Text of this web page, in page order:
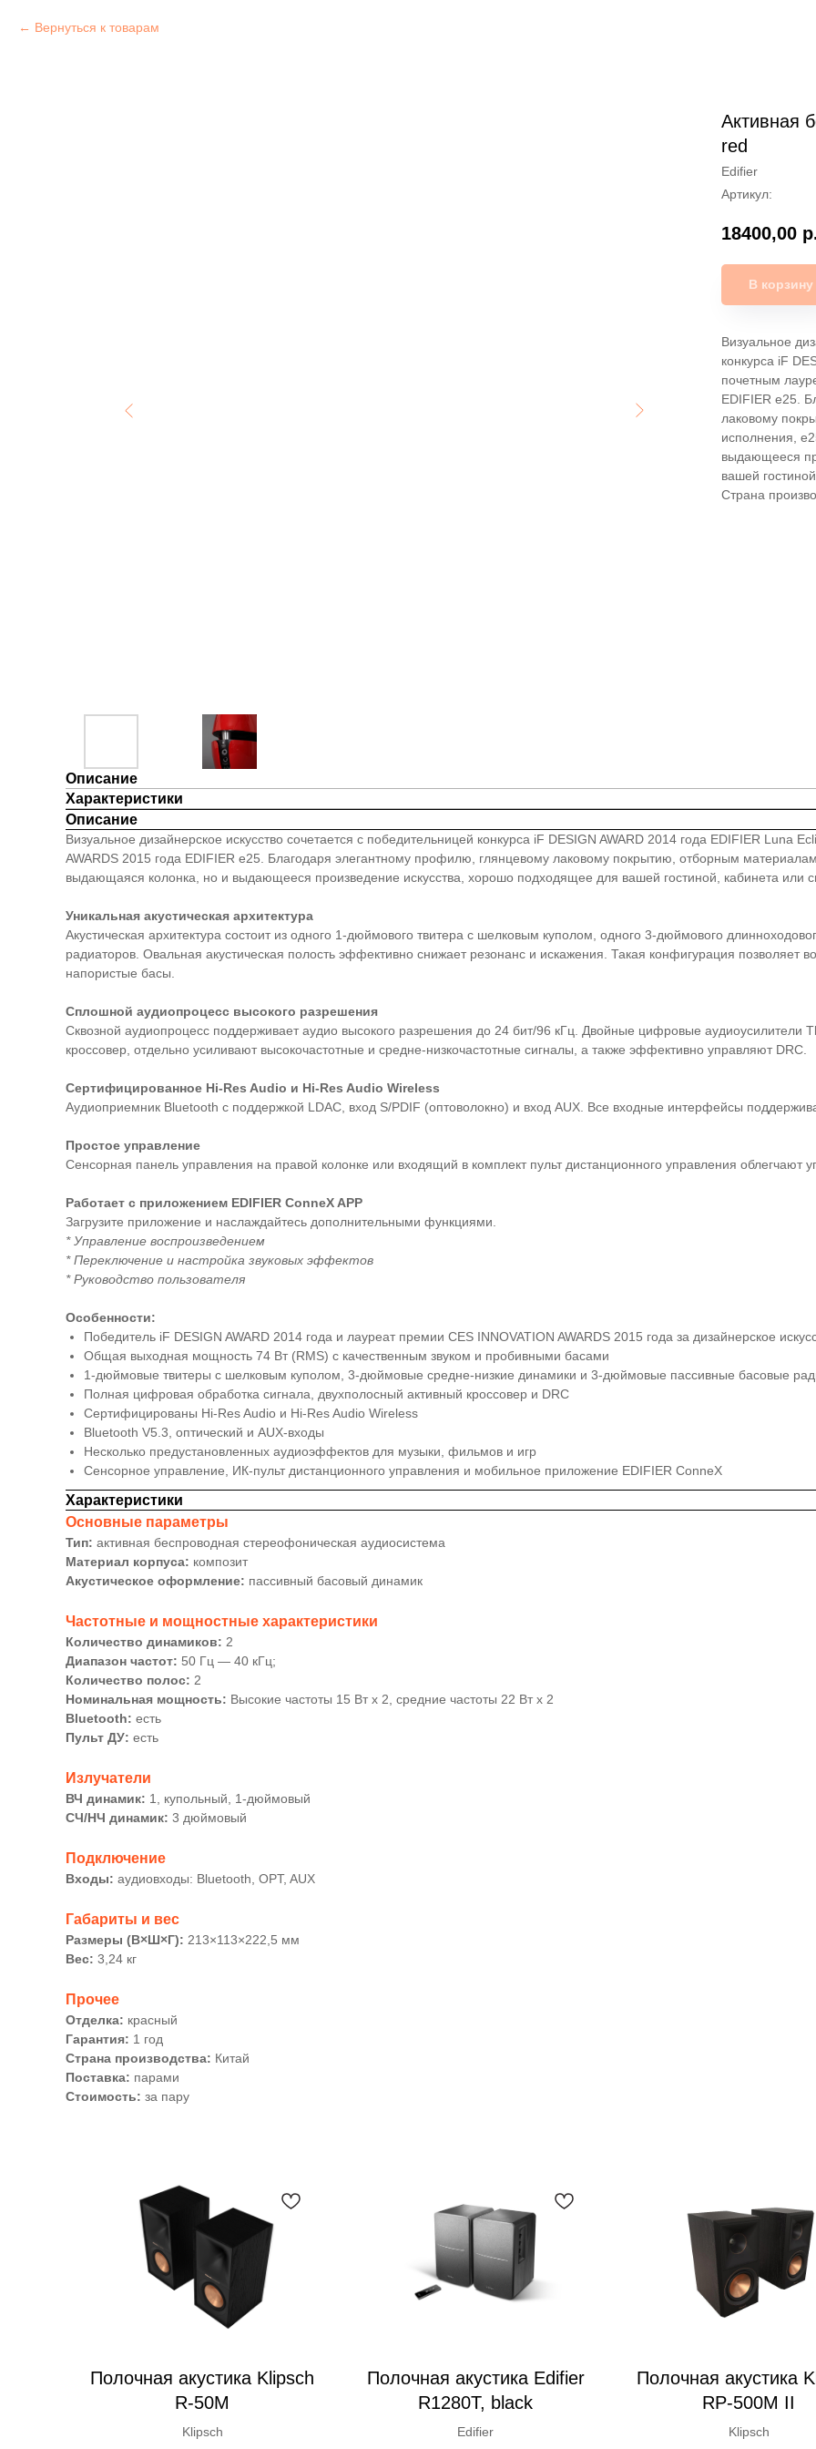
Вернуться к товарам
Активная
red
Edifier
Артикул:
18400,00
В корзину
Визуальное
конкурса iF
почетным
EDIFIER e25.
лаковому
исполнения,
выдающееся
вашей
Страна
Описание
Характеристики
Описание
Визуальное дизайнерское искусство сочетается с победительницей конкурса iF DESIGN AWARD 2014 года EDIFIER Luna
AWARDS 2015 года EDIFIER e25. Благодаря элегантному профилю, глянцевому лаковому покрытию, отборным
выдающаяся колонка, но и выдающееся произведение искусства, хорошо подходящее для вашей гостиной, кабинета или
Уникальная акустическая архитектура
Акустическая архитектура состоит из одного 1-дюймового твитера с шелковым куполом, одного 3-дюймового
радиаторов. Овальная акустическая полость эффективно снижает резонанс и искажения. Такая конфигурация позволяет
напористые басы.
Сплошной аудиопроцесс высокого разрешения
Сквозной аудиопроцесс поддерживает аудио высокого разрешения до 24 бит/96 кГц. Двойные цифровые аудиоусилители
кроссовер, отдельно усиливают высокочастотные и средне-низкочастотные сигналы, а также эффективно управляют DRC.
Сертифицированное Hi-Res Audio и Hi-Res Audio Wireless
Аудиоприемник Bluetooth с поддержкой LDAC, вход S/PDIF (оптоволокно) и вход AUX. Все входные интерфейсы
Простое управление
Сенсорная панель управления на правой колонке или входящий в комплект пульт дистанционного управления облегчают
Работает с приложением EDIFIER ConneX APP
Загрузите приложение и наслаждайтесь дополнительными функциями.
* Управление воспроизведением
* Переключение и настройка звуковых эффектов
* Руководство пользователя
Особенности:
Победитель iF DESIGN AWARD 2014 года и лауреат премии CES INNOVATION AWARDS 2015 года за дизайнерское
Общая выходная мощность 74 Вт (RMS) с качественным звуком и пробивными басами
1-дюймовые твитеры с шелковым куполом, 3-дюймовые средне-низкие динамики и 3-дюймовые пассивные басовые
Полная цифровая обработка сигнала, двухполосный активный кроссовер и DRC
Сертифицированы Hi-Res Audio и Hi-Res Audio Wireless
Bluetooth V5.3, оптический и AUX-входы
Несколько предустановленных аудиоэффектов для музыки, фильмов и игр
Сенсорное управление, ИК-пульт дистанционного управления и мобильное приложение EDIFIER ConneX
Характеристики
Основные параметры
Тип: активная беспроводная стереофоническая аудиосистема
Материал корпуса: композит
Акустическое оформление: пассивный басовый динамик
Частотные и мощностные характеристики
Количество динамиков: 2
Диапазон частот: 50 Гц — 40 кГц;
Количество полос: 2
Номинальная мощность: Высокие частоты 15 Вт x 2, средние частоты 22 Вт x 2
Bluetooth: есть
Пульт ДУ: есть
Излучатели
ВЧ динамик: 1, купольный, 1-дюймовый
СЧ/НЧ динамик: 3 дюймовый
Подключение
Входы: аудиовходы: Bluetooth, OPT, AUX
Габариты и вес
Размеры (В×Ш×Г): 213×113×222,5 мм
Вес: 3,24 кг
Прочее
Отделка: красный
Гарантия: 1 год
Страна производства: Китай
Поставка: парами
Стоимость: за пару
Полочная акустика Klipsch
R-50M
Klipsch
Полочная акустика Edifier
R1280T, black
Edifier
Полочная акустика
RP-500M II
Klipsch